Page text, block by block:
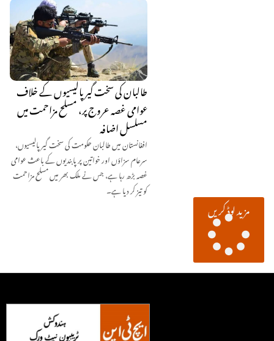
طالبان کی سخت گیر پالیسیوں کے خلاف
عوامی غصہ عروج پر، مسلح مزاحمت میں
مسلسل اضافہ
افغانستان میں طالبان حکومت کی سخت گیر پالیسیوں،
سرعام سزاؤں اور خواتین پر پابندیوں کے باعث عوامی
غصہ بڑھ رہا ہے، جس نے ملک بھر میں مسلح مزاحمت
کو تیز کر دیا ہے۔
مزید لوڈ کریں